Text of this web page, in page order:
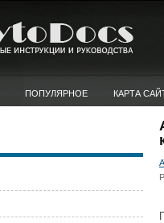
ПОПУЛЯРНОЕ КАРТА